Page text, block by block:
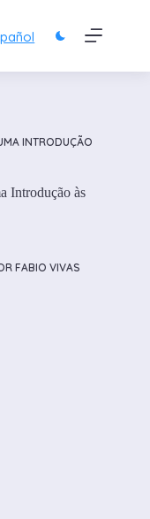
INTRODUÇÃO
Introdução às
FABIO VIVAS